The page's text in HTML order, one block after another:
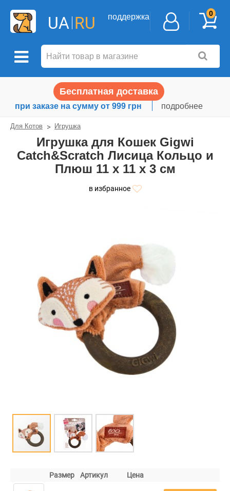
UA RU поддержка 0
Бесплатная доставка
при заказе на сумму от 999 грн подробнее
Для Котов Игрушка
Игрушка для Кошек Gigwi
Catch&Scratch Лисица Кольцо и
Плюш 11 х 11 х 3 см
в избранное
Размер Артикул Цена